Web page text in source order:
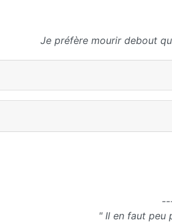
Je préfère mourir debout
" Il en faut peu